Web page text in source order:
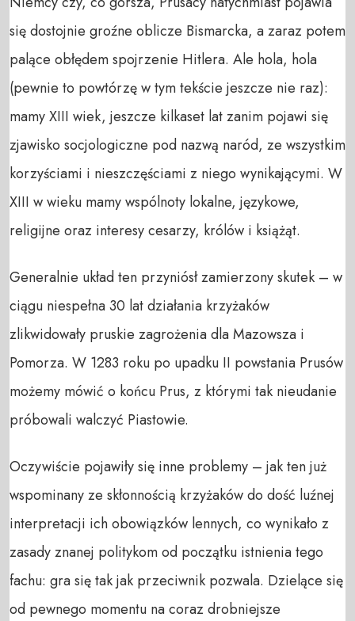
się dostojnie groźne oblicze Bismarcka, a zaraz potem
palące obłędem spojrzenie Hitlera. Ale hola, hola
(pewnie to powtórzę w tym tekście jeszcze nie raz):
mamy XIII wiek, jeszcze kilkaset lat zanim pojawi się
zjawisko socjologiczne pod nazwą naród, ze wszystkim
korzyściami i nieszczęściami z niego wynikającymi. W
XIII w wieku mamy wspólnoty lokalne, językowe,
religijne oraz interesy cesarzy, królów i książąt.
Generalnie układ ten przyniósł zamierzony skutek – w
ciągu niespełna 30 lat działania krzyżaków
zlikwidowały pruskie zagrożenia dla Mazowsza i
Pomorza. W 1283 roku po upadku II powstania Prusów
możemy mówić o końcu Prus, z którymi tak nieudanie
próbowali walczyć Piastowie.
Oczywiście pojawiły się inne problemy – jak ten już
wspominany ze skłonnością krzyżaków do dość luźnej
interpretacji ich obowiązków lennych, co wynikało z
zasady znanej politykom od początku istnienia tego
fachu: gra się tak jak przeciwnik pozwala. Dzielące się
od pewnego momentu na coraz drobniejsze